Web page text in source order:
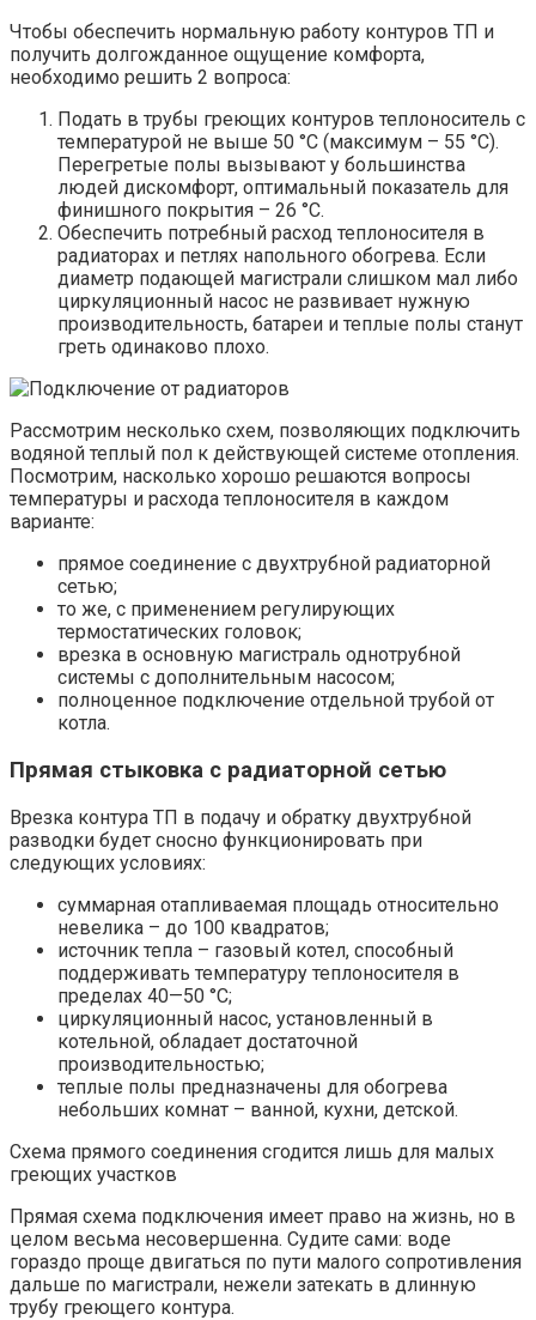
Чтобы обеспечить нормальную работу контуров ТП и
получить долгожданное ощущение комфорта,
необходимо решить 2 вопроса:
Подать в трубы греющих контуров теплоноситель с
температурой не выше 50 °С (максимум – 55 °С).
Перегретые полы вызывают у большинства
людей дискомфорт, оптимальный показатель для
финишного покрытия – 26 °С.
Обеспечить потребный расход теплоносителя в
радиаторах и петлях напольного обогрева. Если
диаметр подающей магистрали слишком мал либо
циркуляционный насос не развивает нужную
производительность, батареи и теплые полы станут
греть одинаково плохо.
Рассмотрим несколько схем, позволяющих подключить
водяной теплый пол к действующей системе отопления.
Посмотрим, насколько хорошо решаются вопросы
температуры и расхода теплоносителя в каждом
варианте:
прямое соединение с двухтрубной радиаторной
сетью;
то же, с применением регулирующих
термостатических головок;
врезка в основную магистраль однотрубной
системы с дополнительным насосом;
полноценное подключение отдельной трубой от
котла.
Прямая стыковка с радиаторной сетью
Врезка контура ТП в подачу и обратку двухтрубной
разводки будет сносно функционировать при
следующих условиях:
суммарная отапливаемая площадь относительно
невелика – до 100 квадратов;
источник тепла – газовый котел, способный
поддерживать температуру теплоносителя в
пределах 40—50 °С;
циркуляционный насос, установленный в
котельной, обладает достаточной
производительностью;
теплые полы предназначены для обогрева
небольших комнат – ванной, кухни, детской.
Схема прямого соединения сгодится лишь для малых
греющих участков
Прямая схема подключения имеет право на жизнь, но в
целом весьма несовершенна. Судите сами: воде
гораздо проще двигаться по пути малого сопротивления
дальше по магистрали, нежели затекать в длинную
трубу греющего контура.